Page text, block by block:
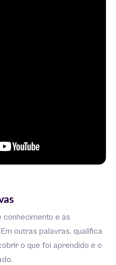
conhecimento e as
outras palavras, qualifica
o que foi aprendido e o